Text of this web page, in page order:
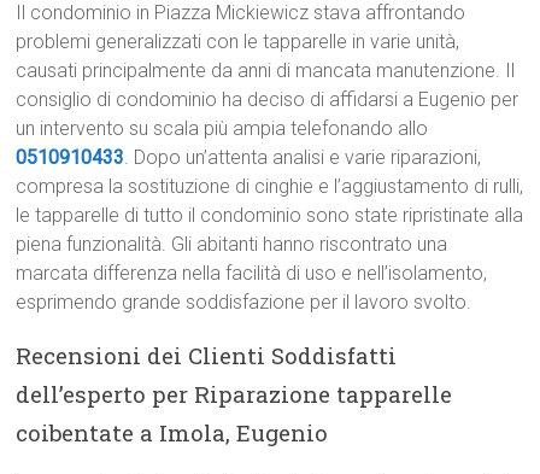
Il condominio in Piazza Mickiewicz stava affrontando
problemi generalizzati con le tapparelle in varie unità,
causati principalmente da anni di mancata manutenzione. Il
consiglio di condominio ha deciso di affidarsi a Eugenio per
un intervento su scala più ampia telefonando allo
0510910433. Dopo un’attenta analisi e varie riparazioni,
compresa la sostituzione di cinghie e l’aggiustamento di rulli,
le tapparelle di tutto il condominio sono state ripristinate alla
piena funzionalità. Gli abitanti hanno riscontrato una
marcata differenza nella facilità di uso e nell’isolamento,
esprimendo grande soddisfazione per il lavoro svolto.
Recensioni dei Clienti Soddisfatti
dell’esperto per Riparazione tapparelle
coibentate a Imola, Eugenio